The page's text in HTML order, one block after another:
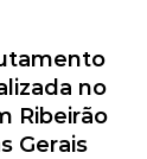
no
Ribeirão
Gerais